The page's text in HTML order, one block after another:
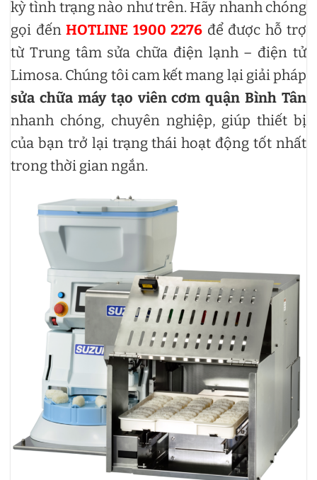
kỳ tình trạng nào như trên. Hãy nhanh chóng
gọi đến HOTLINE 1900 2276 để được hỗ trợ
từ Trung tâm sửa chữa điện lạnh – điện tử
Limosa. Chúng tôi cam kết mang lại giải pháp
sửa chữa máy tạo viên cơm quận Bình Tân
nhanh chóng, chuyên nghiệp, giúp thiết bị
của bạn trở lại trạng thái hoạt động tốt nhất
trong thời gian ngắn.